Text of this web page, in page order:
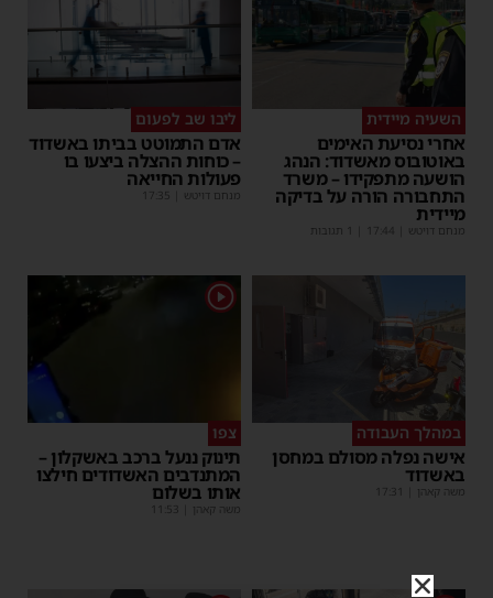
השעיה מיידית
אחרי נסיעת האימים
באוטובוס מאשדוד: הנהג
הושעה מתפקידו – משרד
התחבורה הורה על בדיקה
מיידית
מנחם דויטש 17:44
ליבו שב לפעום
אדם התמוטט בביתו באשדוד
– כוחות ההצלה ביצעו בו
פעולות החייאה
מנחם דויטש 17:35
במהלך העבודה
אישה נפלה מסולם במחסן
באשדוד
משה קאהן 17:31
1
צפו
תינוק ננעל ברכב באשקלון –
המתנדבים האשדודים חילצו
אותו בשלום
משה קאהן 11:53